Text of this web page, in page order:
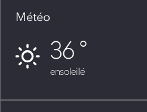
Météo
36
ensoleillé